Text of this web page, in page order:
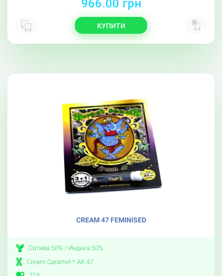
966.00 грн
КУПИТИ
CREAM 47 FEMINISED
Сатива 50% / Индика 50%
Cream Caramel * AK 47